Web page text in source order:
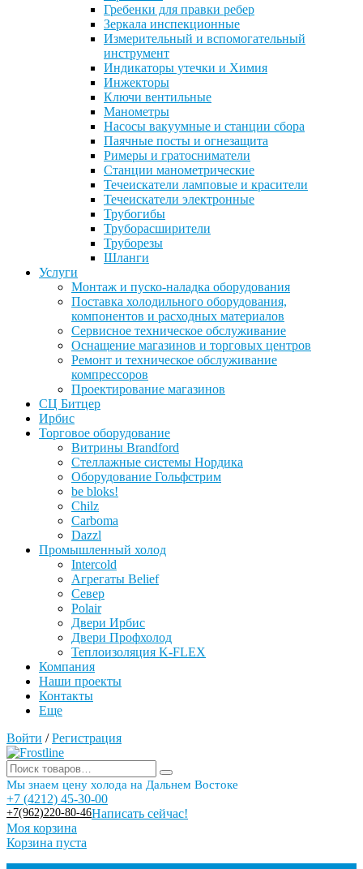
Гребенки для правки ребер
Зеркала инспекционные
Измерительный и вспомогательный
инструмент
Индикаторы утечки и Химия
Инжекторы
Ключи вентильные
Манометры
Насосы вакуумные и станции сбора
Паячные посты и огнезащита
Римеры и гратосниматели
Станции манометрические
Течеискатели ламповые и красители
Течеискатели электронные
Трубогибы
Труборасширители
Труборезы
Шланги
Услуги
Монтаж и пуско-наладка оборудования
Поставка холодильного оборудования,
компонентов и расходных материалов
Сервисное техническое обслуживание
Оснащение магазинов и торговых центров
Ремонт и техническое обслуживание
компрессоров
Проектирование магазинов
СЦ Битцер
Ирбис
Торговое оборудование
Витрины Brandford
Стеллажные системы Нордика
Оборудование Гольфстрим
be bloks!
Chilz
Carboma
Dazzl
Промышленный холод
Intercold
Агрегаты Belief
Север
Polair
Двери Ирбис
Двери Профхолод
Теплоизоляция K-FLEX
Компания
Наши проекты
Контакты
Еще
Войти / Регистрация
Мы знаем цену холода на Дальнем Востоке
+7 (4212) 45-30-00
+7(962)220-80-46Написать сейчас!
Моя корзина
Корзина пуста